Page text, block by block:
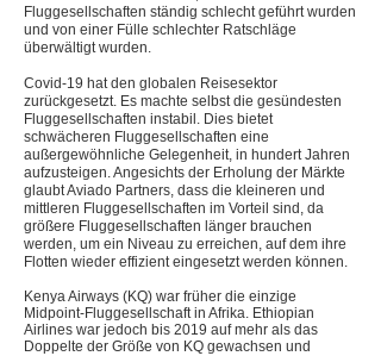
Fluggesellschaften ständig schlecht geführt wurden
und von einer Fülle schlechter Ratschläge
überwältigt wurden.
Covid-19 hat den globalen Reisesektor
zurückgesetzt. Es machte selbst die gesündesten
Fluggesellschaften instabil. Dies bietet
schwächeren Fluggesellschaften eine
außergewöhnliche Gelegenheit, in hundert Jahren
aufzusteigen. Angesichts der Erholung der Märkte
glaubt Aviado Partners, dass die kleineren und
mittleren Fluggesellschaften im Vorteil sind, da
größere Fluggesellschaften länger brauchen
werden, um ein Niveau zu erreichen, auf dem ihre
Flotten wieder effizient eingesetzt werden können.
Kenya Airways (KQ) war früher die einzige
Midpoint-Fluggesellschaft in Afrika. Ethiopian
Airlines war jedoch bis 2019 auf mehr als das
Doppelte der Größe von KQ gewachsen und